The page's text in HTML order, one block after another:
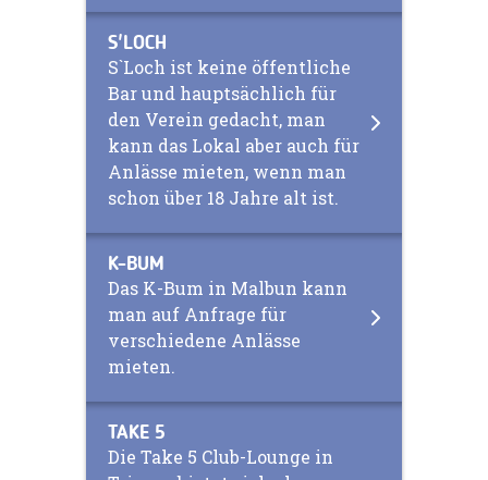
S'LOCH
S`Loch ist keine öffentliche
Bar und hauptsächlich für
den Verein gedacht, man
kann das Lokal aber auch für
Anlässe mieten, wenn man
schon über 18 Jahre alt ist.
K-BUM
Das K-Bum in Malbun kann
man auf Anfrage für
verschiedene Anlässe
mieten.
TAKE 5
Die Take 5 Club-Lounge in